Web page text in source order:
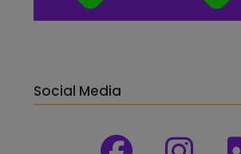
Social Media